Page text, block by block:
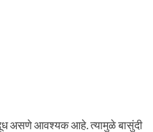
दूध असणे आवश्यक आहे. त्यामुळे बासुंदी